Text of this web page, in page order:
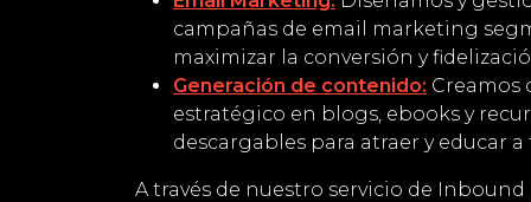
campañas de email marketing
maximizar la conversión y
Generación de contenido: Creamos
estratégico en blogs, ebooks y
descargables para atraer y educar
A través de nuestro servicio de